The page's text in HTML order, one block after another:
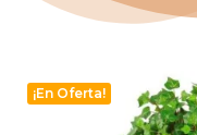
¡En Oferta!